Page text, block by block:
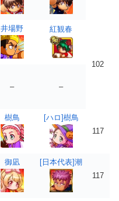
井場野 紅観春
102
–
–
樹鳥
[ハロ]樹鳥
117
御凪
[日本代表]潮
117